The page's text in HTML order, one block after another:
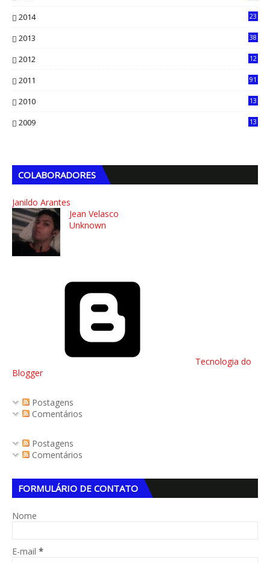
2014
23
2013
38
2012
12
2011 91
2010
13
2009
13
COLABORADORES
Janildo Arantes
Jean Velasco
Unknown
Tecnologia do
Blogger
Postagens
Comentários
Postagens
Comentários
FORMULÁRIO DE CONTATO
Nome
E-mail *